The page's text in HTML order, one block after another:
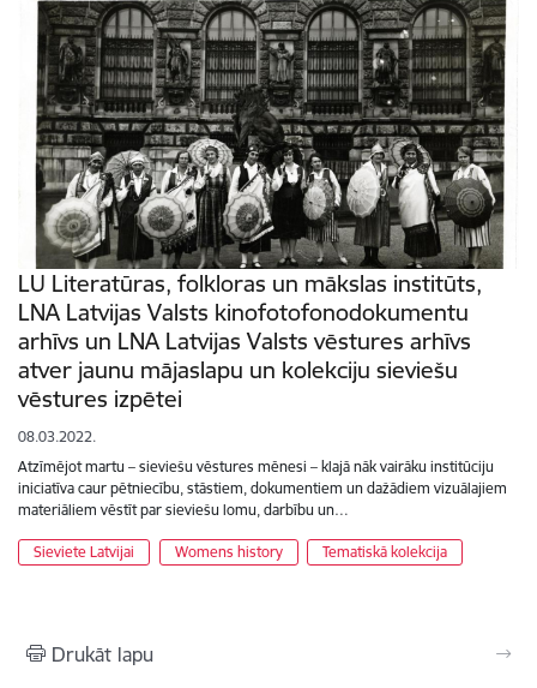
LU Literatūras, folkloras un mākslas institūts,
LNA Latvijas Valsts kinofotofonodokumentu
arhīvs un LNA Latvijas Valsts vēstures arhīvs
atver jaunu mājaslapu un kolekciju sieviešu
vēstures izpētei
08.03.2022.
Atzīmējot martu – sieviešu vēstures mēnesi – klajā nāk vairāku institūciju
iniciatīva caur pētniecību, stāstiem, dokumentiem un dažādiem vizuālajiem
materiāliem vēstīt par sieviešu lomu, darbību un…
Sieviete Latvijai Womens history Tematiskā kolekcija
Drukāt lapu